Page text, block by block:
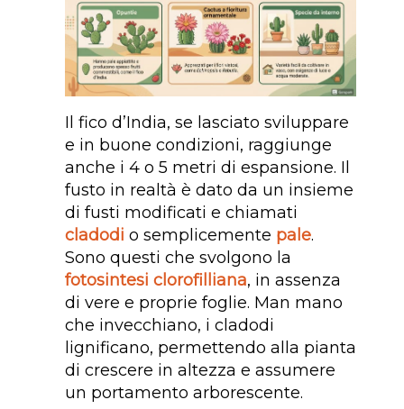
Il fico d’India, se lasciato sviluppare
e in buone condizioni, raggiunge
anche i 4 o 5 metri di espansione. Il
fusto in realtà è dato da un insieme
di fusti modificati e chiamati
cladodi o semplicemente pale.
Sono questi che svolgono la
fotosintesi clorofilliana, in assenza
di vere e proprie foglie. Man mano
che invecchiano, i cladodi
lignificano, permettendo alla pianta
di crescere in altezza e assumere
un portamento arborescente.